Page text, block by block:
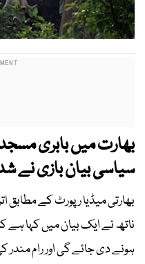
بھارت میں بابری
سیاسی بیان بازی نے
بھارتی میڈیا رپورٹ کے مطابق
ناتھ نے ایک بیان میں کہا ہے
ہونے دی جائے گی اور رام